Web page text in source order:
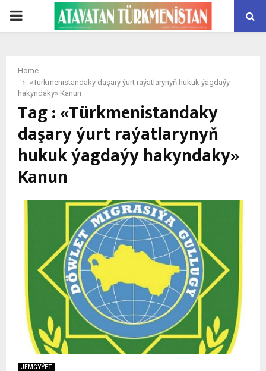
PRIMARY
Home
«Türkmenistandaky daşary ýurt raýatlarynyň hukuk ýagdaýy
hakyndaky» Kanun
Tag : «Türkmenistandaky
daşary ýurt raýatlarynyň
hukuk ýagdaýy hakyndaky»
Kanun
JEMGYÝET